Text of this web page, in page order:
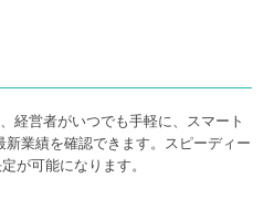
経営者がいつでも手軽に、スマート
業績を確認できます。スピーディー
が可能になります。